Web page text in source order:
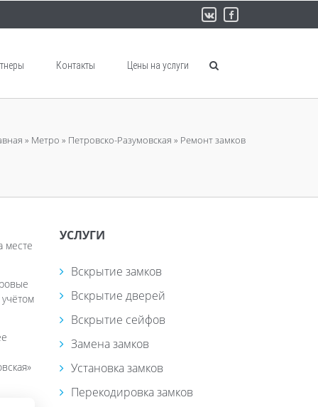
Контакты Цены на услуги
» Метро » Петровско-Разумовская » Ремонт замков
месте
УСЛУГИ
Вскрытие замков
Вскрытие дверей
Вскрытие сейфов
Замена замков
Установка замков
Перекодировка замков